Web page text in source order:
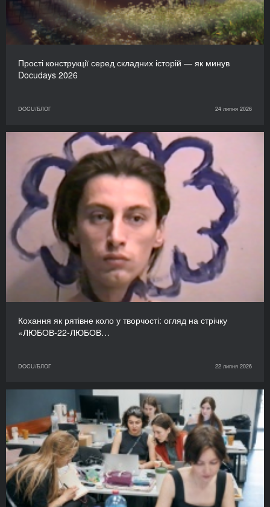
Прості конструкції серед складних історій — як минув
Docudays 2026
DOCU/БЛОГ 24 липня 2026
Кохання як рятівне коло у творчості: огляд на стрічку
«ЛЮБОВ-22-ЛЮБОВ…
DOCU/БЛОГ 22 липня 2026